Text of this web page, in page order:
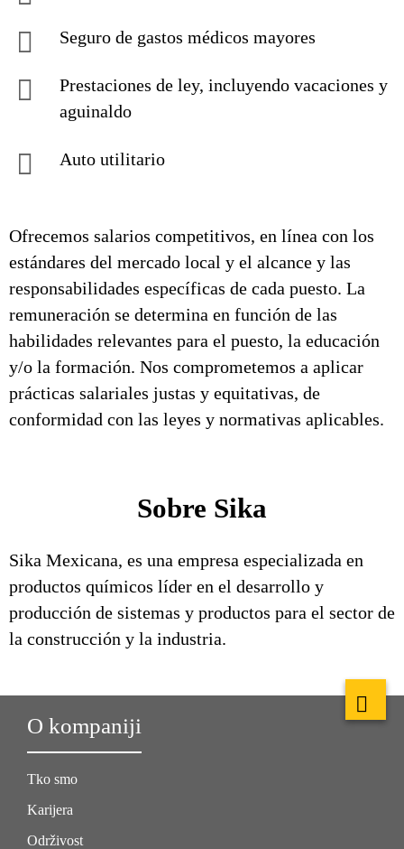
Seguro de gastos médicos mayores
Prestaciones de ley, incluyendo vacaciones y
aguinaldo
Auto utilitario
Ofrecemos salarios competitivos, en línea con los
estándares del mercado local y el alcance y las
responsabilidades específicas de cada puesto. La
remuneración se determina en función de las
habilidades relevantes para el puesto, la educación
y/o la formación. Nos comprometemos a aplicar
prácticas salariales justas y equitativas, de
conformidad con las leyes y normativas aplicables.
Sobre Sika
Sika Mexicana, es una empresa especializada en
productos químicos líder en el desarrollo y
producción de sistemas y productos para el sector de
la construcción y la industria.
O kompaniji
Tko smo
Karijera
Održivost